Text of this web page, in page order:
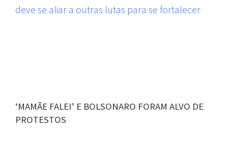
deve se aliar a outras lutas para se fortalecer
‘MAMÃE FALEI’ E BOLSONARO FORAM ALVO DE
PROTESTOS